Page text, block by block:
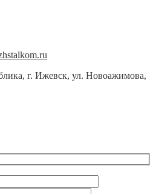
г. Ижевск, ул. Новоажимова,